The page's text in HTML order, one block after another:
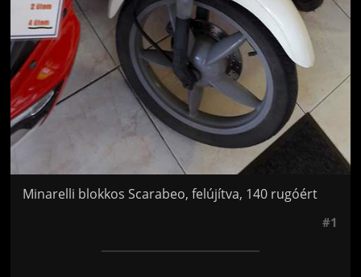
Minarelli blokkos Scarabeo, felújítva, 140 rugóért
#1